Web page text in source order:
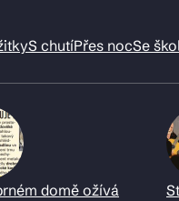
S chutíPřes nocSe
domě ožívá